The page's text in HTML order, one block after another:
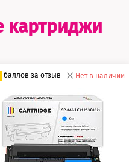
картриджи
баллов за отзыв
баллов
баллов
Нет в наличии